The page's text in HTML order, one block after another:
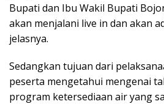
Bupati dan Ibu Wakil Bupati
akan menjalani live in dan akan
jelasnya.
Sedangkan tujuan dari
peserta mengetahui mengenai
program ketersediaan air yang